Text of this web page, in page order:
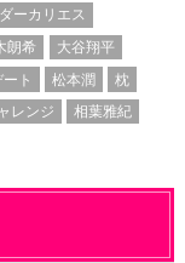
ーカリエス
朗希
大谷翔平
ト 松本潤
枕
レンジ
相葉雅紀